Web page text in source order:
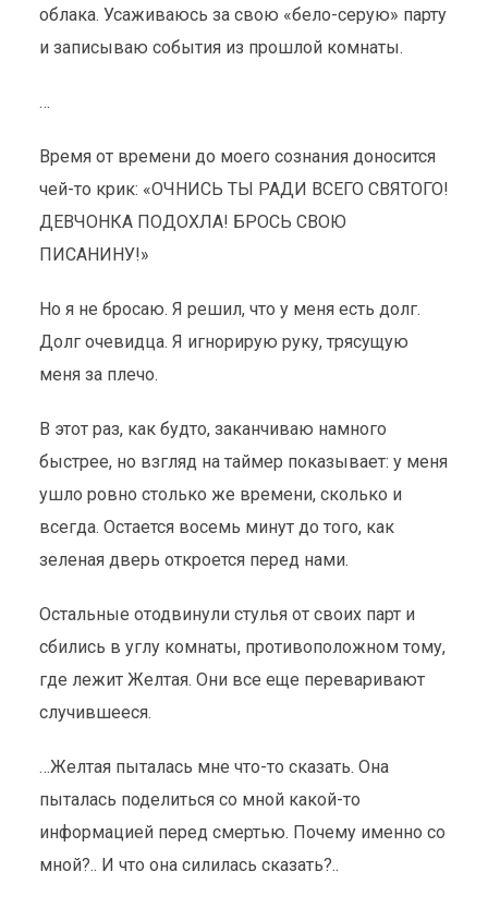
облака. Усаживаюсь за свою «бело-серую» парту
и записываю события из прошлой комнаты.
…
Время от времени до моего сознания доносится
чей-то крик: «ОЧНИСЬ ТЫ РАДИ ВСЕГО СВЯТОГО!
ДЕВЧОНКА ПОДОХЛА! БРОСЬ СВОЮ
ПИСАНИНУ!»
Но я не бросаю. Я решил, что у меня есть долг.
Долг очевидца. Я игнорирую руку, трясущую
меня за плечо.
В этот раз, как будто, заканчиваю намного
быстрее, но взгляд на таймер показывает: у меня
ушло ровно столько же времени, сколько и
всегда. Остается восемь минут до того, как
зеленая дверь откроется перед нами.
Остальные отодвинули стулья от своих парт и
сбились в углу комнаты, противоположном тому,
где лежит Желтая. Они все еще переваривают
случившееся.
…Желтая пыталась мне что-то сказать. Она
пыталась поделиться со мной какой-то
информацией перед смертью. Почему именно со
мной?.. И что она силилась сказать?..